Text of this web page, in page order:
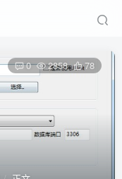
0 2858 78